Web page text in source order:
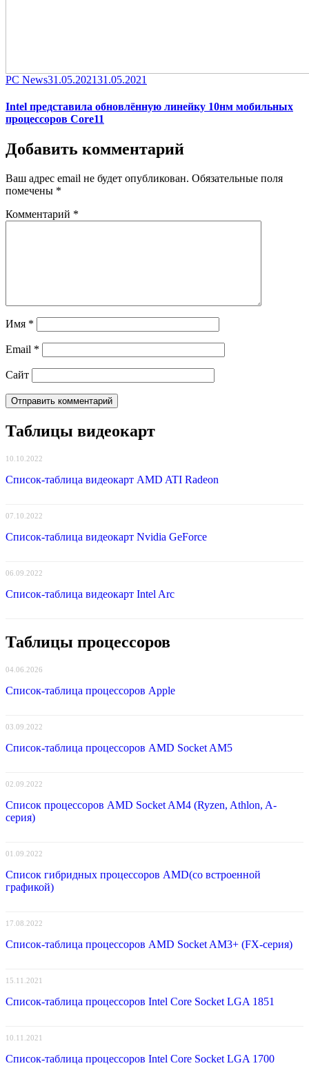
Category
PC NewsPosted
31.05.202131.05.2021
Intel представила обновлённую линейку 10нм мобильных
процессоров Core11
Добавить комментарий
Ваш адрес email не будет опубликован. Обязательные поля
помечены *
Комментарий *
Имя *
Email *
Сайт
Таблицы видеокарт
10.10.2022
Список-таблица видеокарт AMD ATI Radeon
07.10.2022
Список-таблица видеокарт Nvidia GeForce
06.09.2022
Список-таблица видеокарт Intel Arc
Таблицы процессоров
04.06.2026
Список-таблица процессоров Apple
03.09.2022
Список-таблица процессоров AMD Socket AM5
02.09.2022
Список процессоров AMD Socket AM4 (Ryzen, Athlon, A-
серия)
01.09.2022
Список гибридных процессоров AMD(со встроенной
графикой)
17.08.2022
Список-таблица процессоров AMD Socket AM3+ (FX-серия)
15.11.2021
Список-таблица процессоров Intel Core Socket LGA 1851
10.11.2021
Список-таблица процессоров Intel Core Socket LGA 1700